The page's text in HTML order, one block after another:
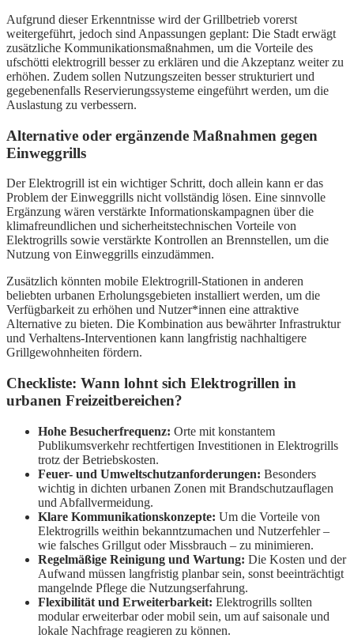
Aufgrund dieser Erkenntnisse wird der Grillbetrieb vorerst
weitergeführt, jedoch sind Anpassungen geplant: Die Stadt erwägt
zusätzliche Kommunikationsmaßnahmen, um die Vorteile des
ufschötti elektrogrill besser zu erklären und die Akzeptanz weiter zu
erhöhen. Zudem sollen Nutzungszeiten besser strukturiert und
gegebenenfalls Reservierungssysteme eingeführt werden, um die
Auslastung zu verbessern.
Alternative oder ergänzende Maßnahmen gegen
Einweggrills
Der Elektrogrill ist ein wichtiger Schritt, doch allein kann er das
Problem der Einweggrills nicht vollständig lösen. Eine sinnvolle
Ergänzung wären verstärkte Informationskampagnen über die
klimafreundlichen und sicherheitstechnischen Vorteile von
Elektrogrills sowie verstärkte Kontrollen an Brennstellen, um die
Nutzung von Einweggrills einzudämmen.
Zusätzlich könnten mobile Elektrogrill-Stationen in anderen
beliebten urbanen Erholungsgebieten installiert werden, um die
Verfügbarkeit zu erhöhen und Nutzer*innen eine attraktive
Alternative zu bieten. Die Kombination aus bewährter Infrastruktur
und Verhaltens-Interventionen kann langfristig nachhaltigere
Grillgewohnheiten fördern.
Checkliste: Wann lohnt sich Elektrogrillen in
urbanen Freizeitbereichen?
Hohe Besucherfrequenz: Orte mit konstantem
Publikumsverkehr rechtfertigen Investitionen in Elektrogrills
trotz der Betriebskosten.
Feuer- und Umweltschutzanforderungen: Besonders
wichtig in dichten urbanen Zonen mit Brandschutzauflagen
und Abfallvermeidung.
Klare Kommunikationskonzepte: Um die Vorteile von
Elektrogrills weithin bekanntzumachen und Nutzerfehler –
wie falsches Grillgut oder Missbrauch – zu minimieren.
Regelmäßige Reinigung und Wartung: Die Kosten und der
Aufwand müssen langfristig planbar sein, sonst beeinträchtigt
mangelnde Pflege die Nutzungserfahrung.
Flexibilität und Erweiterbarkeit: Elektrogrills sollten
modular erweiterbar oder mobil sein, um auf saisonale und
lokale Nachfrage reagieren zu können.